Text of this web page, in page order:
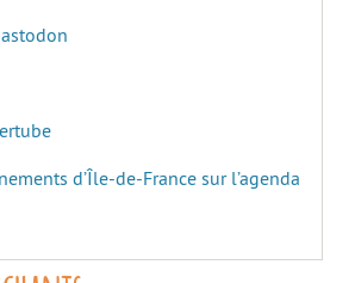
d’Île-de-France sur l’agenda